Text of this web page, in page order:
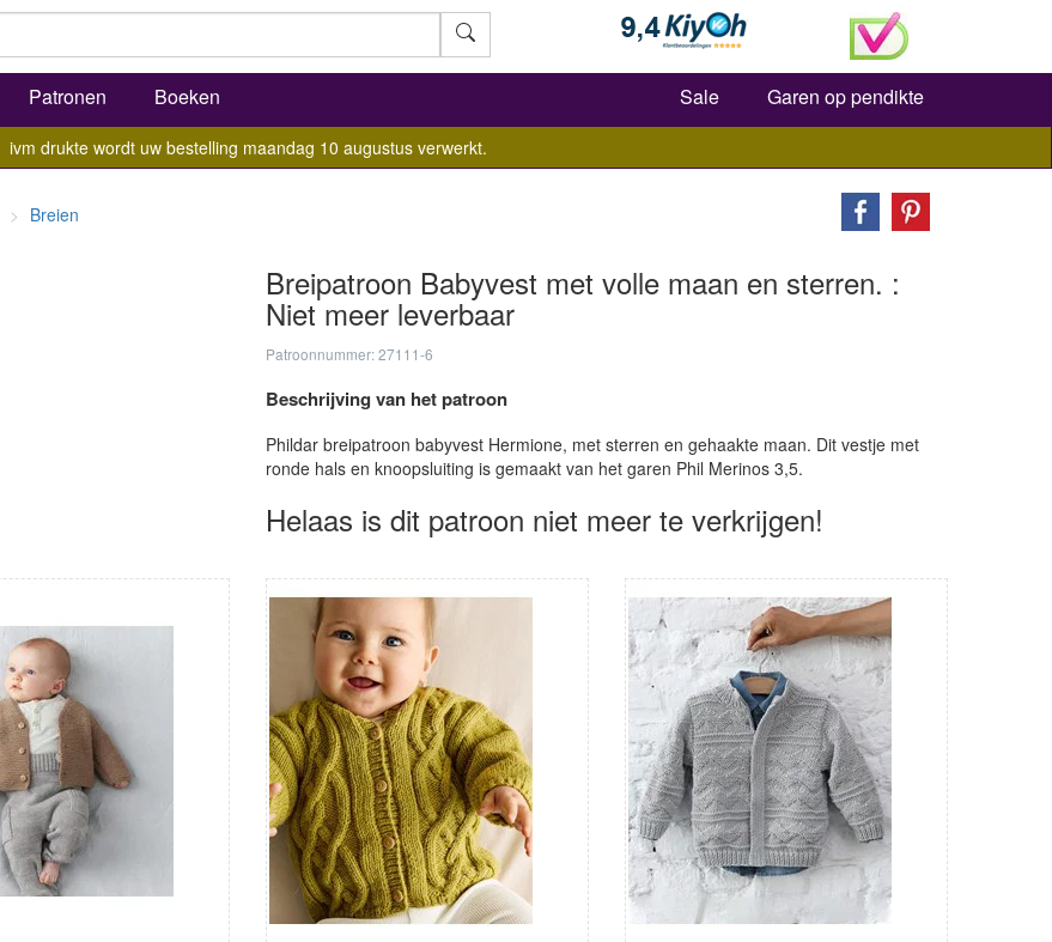
Zoeken
Patronen Boeken Sale Garen op pendikte
ivm drukte wordt uw bestelling maandag 10 augustus verwerkt.
Breien
Breipatroon Babyvest met volle maan en sterren. :
Niet meer leverbaar
Patroonnummer: 27111-6
Beschrijving van het patroon
Phildar breipatroon babyvest Hermione, met sterren en gehaakte maan. Dit vestje met
ronde hals en knoopsluiting is gemaakt van het garen Phil Merinos 3,5.
Helaas is dit patroon niet meer te verkrijgen!